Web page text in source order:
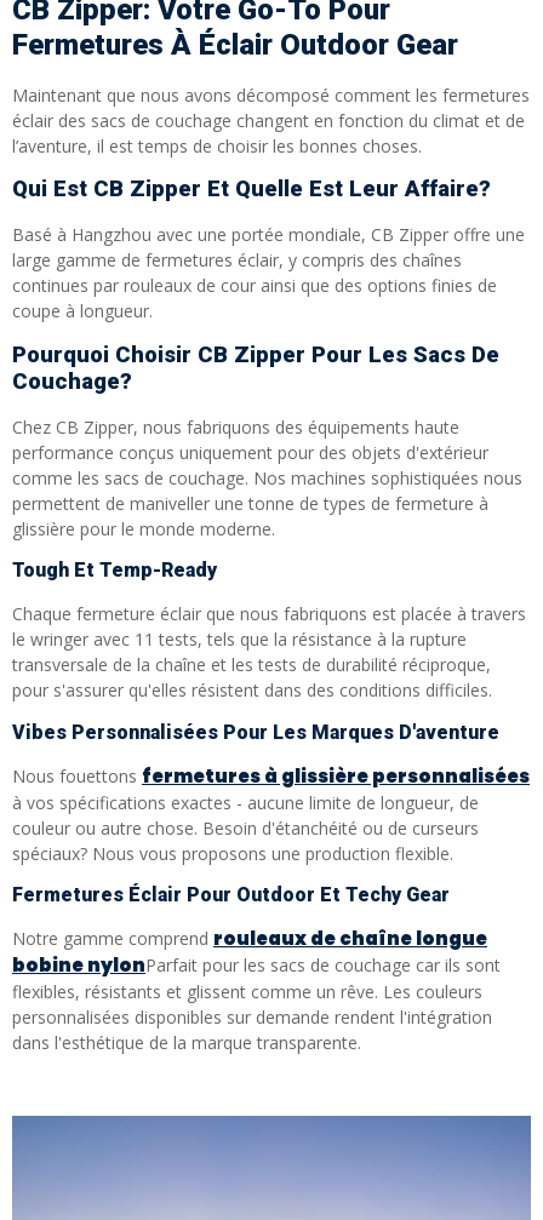
CB Zipper: Votre Go-To Pour
Fermetures À Éclair Outdoor Gear
Maintenant que nous avons décomposé comment les fermetures
éclair des sacs de couchage changent en fonction du climat et de
l’aventure, il est temps de choisir les bonnes choses.
Qui Est CB Zipper Et Quelle Est Leur Affaire?
Basé à Hangzhou avec une portée mondiale, CB Zipper offre une
large gamme de fermetures éclair, y compris des chaînes
continues par rouleaux de cour ainsi que des options finies de
coupe à longueur.
Pourquoi Choisir CB Zipper Pour Les Sacs De
Couchage?
Chez CB Zipper, nous fabriquons des équipements haute
performance conçus uniquement pour des objets d'extérieur
comme les sacs de couchage. Nos machines sophistiquées nous
permettent de maniveller une tonne de types de fermeture à
glissière pour le monde moderne.
Tough Et Temp-Ready
Chaque fermeture éclair que nous fabriquons est placée à travers
le wringer avec 11 tests, tels que la résistance à la rupture
transversale de la chaîne et les tests de durabilité réciproque,
pour s'assurer qu'elles résistent dans des conditions difficiles.
Vibes Personnalisées Pour Les Marques D'aventure
Nous fouettons fermetures à glissière personnalisées
à vos spécifications exactes - aucune limite de longueur, de
couleur ou autre chose. Besoin d'étanchéité ou de curseurs
spéciaux? Nous vous proposons une production flexible.
Fermetures Éclair Pour Outdoor Et Techy Gear
Notre gamme comprend rouleaux de chaîne longue
bobine nylonParfait pour les sacs de couchage car ils sont
flexibles, résistants et glissent comme un rêve. Les couleurs
personnalisées disponibles sur demande rendent l'intégration
dans l'esthétique de la marque transparente.